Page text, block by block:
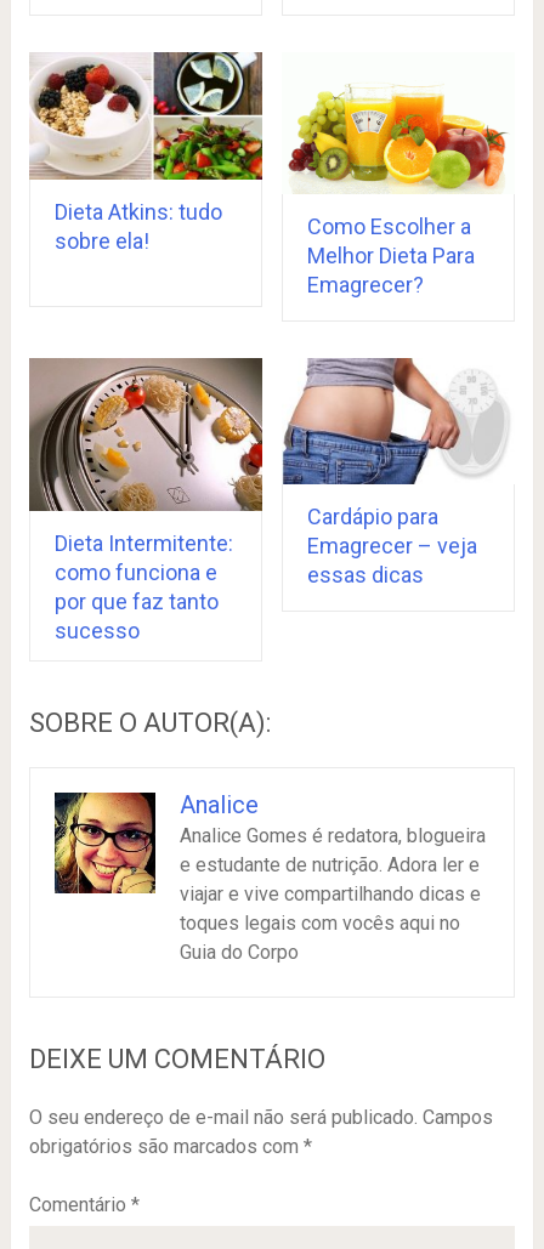
Dieta Atkins: tudo
sobre ela!
Como Escolher a
Melhor Dieta Para
Emagrecer?
Dieta Intermitente:
como funciona e
por que faz tanto
sucesso
Cardápio para
Emagrecer – veja
essas dicas
SOBRE O AUTOR(A):
Analice
Analice Gomes é redatora, blogueira
e estudante de nutrição. Adora ler e
viajar e vive compartilhando dicas e
toques legais com vocês aqui no
Guia do Corpo
DEIXE UM COMENTÁRIO
O seu endereço de e-mail não será publicado. Campos
obrigatórios são marcados com *
Comentário *